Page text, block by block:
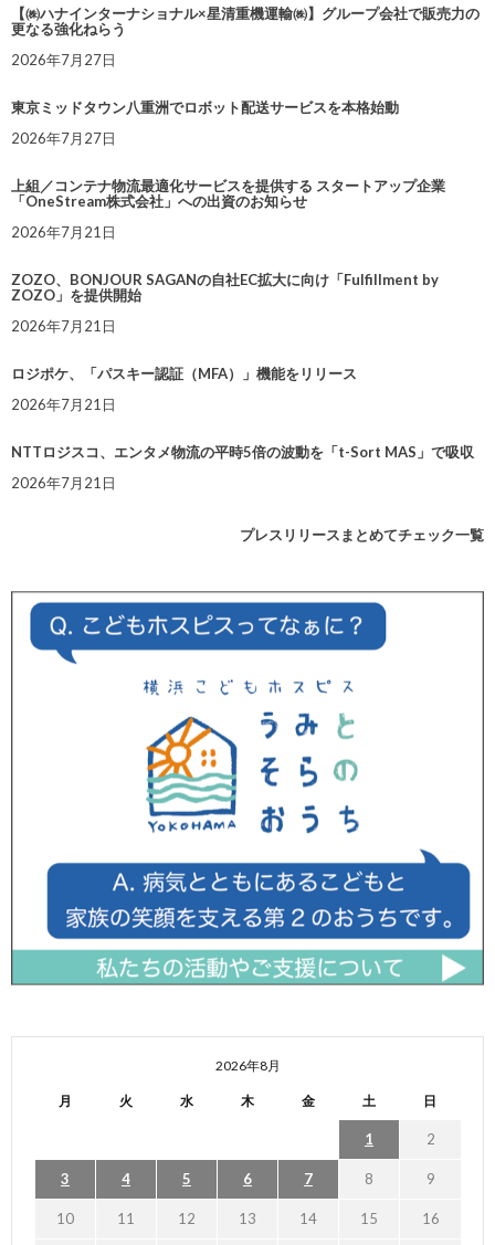
【㈱ハナインターナショナル×星清重機運輸㈱】グループ会社で販売力の
更なる強化ねらう
2026年7月27日
東京ミッドタウン八重洲でロボット配送サービスを本格始動
2026年7月27日
上組／コンテナ物流最適化サービスを提供する スタートアップ企業
「OneStream株式会社」への出資のお知らせ
2026年7月21日
ZOZO、BONJOUR SAGANの自社EC拡大に向け「Fulfillment by
ZOZO」を提供開始
2026年7月21日
ロジポケ、「パスキー認証（MFA）」機能をリリース
2026年7月21日
NTTロジスコ、エンタメ物流の平時5倍の波動を「t-Sort MAS」で吸収
2026年7月21日
プレスリリースまとめてチェック一覧
2026年8月
月 火 水 木 金 土 日
1 2
3 4 5 6 7 8 9
10 11 12 13 14 15 16